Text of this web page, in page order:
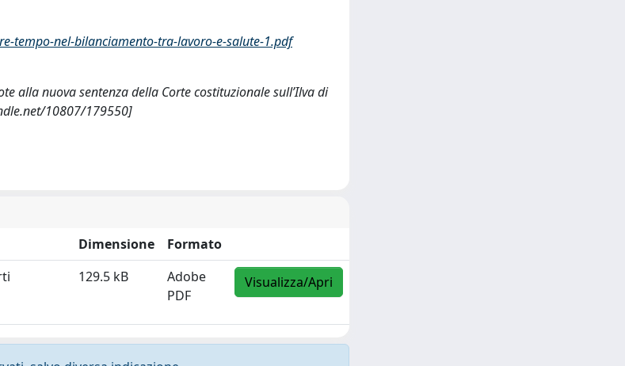
tempo-nel-bilanciamento-tra-lavoro-e-salute-1.pdf
alla nuova sentenza della Corte costituzionale sull’Ilva di
10807/179550]
Dimensione
Formato
129.5 kB
Adobe
PDF
Visualizza/Apri